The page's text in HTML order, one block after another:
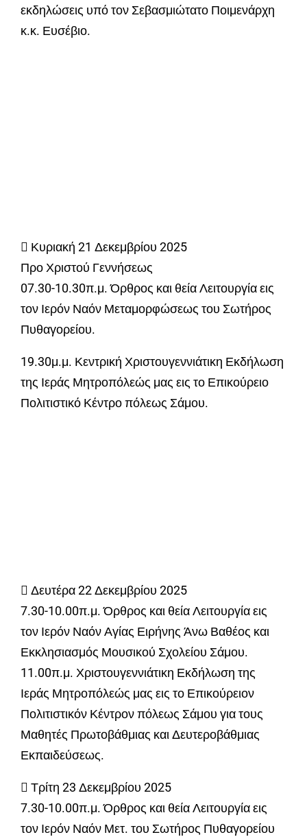
εκδηλώσεις υπό τον Σεβασμιώτατο Ποιμενάρχη
κ.κ. Ευσέβιο.
 Κυριακή 21 Δεκεμβρίου 2025
Προ Χριστού Γεννήσεως
07.30-10.30π.μ. Όρθρος και θεία Λειτουργία εις
τον Ιερόν Ναόν Μεταμορφώσεως του Σωτήρος
Πυθαγορείου.
19.30μ.μ. Κεντρική Χριστουγεννιάτικη Εκδήλωση
της Ιεράς Μητροπόλεώς μας εις το Επικούρειο
Πολιτιστικό Κέντρο πόλεως Σάμου.
 Δευτέρα 22 Δεκεμβρίου 2025
7.30-10.00π.μ. Όρθρος και θεία Λειτουργία εις
τον Ιερόν Ναόν Αγίας Ειρήνης Άνω Βαθέος και
Εκκλησιασμός Μουσικού Σχολείου Σάμου.
11.00π.μ. Χριστουγεννιάτικη Εκδήλωση της
Ιεράς Μητροπόλεώς μας εις το Επικούρειον
Πολιτιστικόν Κέντρον πόλεως Σάμου για τους
Μαθητές Πρωτοβάθμιας και Δευτεροβάθμιας
Εκπαιδεύσεως.
 Τρίτη 23 Δεκεμβρίου 2025
7.30-10.00π.μ. Όρθρος και θεία Λειτουργία εις
τον Ιερόν Ναόν Μετ. του Σωτήρος Πυθαγορείου